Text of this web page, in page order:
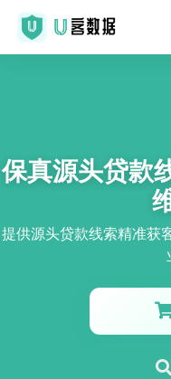
保真源头贷款
提供源头贷款线索精准获